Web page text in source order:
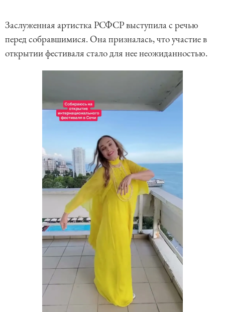
Заслуженная артистка РСФСР выступила с речью
перед собравшимися. Она призналась, что участие в
открытии фестиваля стало для нее неожиданностью.